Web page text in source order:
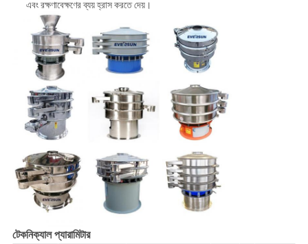
এবং রক্ষণাবেক্ষণের ব্যয় হ্রাস করতে দেয়।
টেকনিক্যাল প্যারামিটার